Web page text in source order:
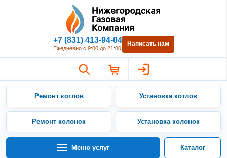
Нижегородская Газовая
+7 (831) 413-94-04
Ежедневно с 9:00 до 21:00
Написать нам
Ремонт котлов Установка котлов
Ремонт колонок Установка колонок
Меню услуг Каталог